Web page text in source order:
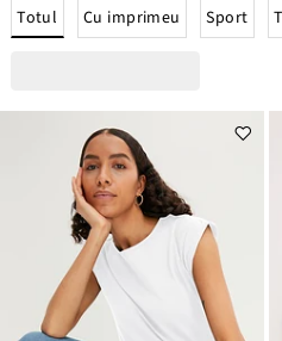
Totul Cu imprimeu Sport